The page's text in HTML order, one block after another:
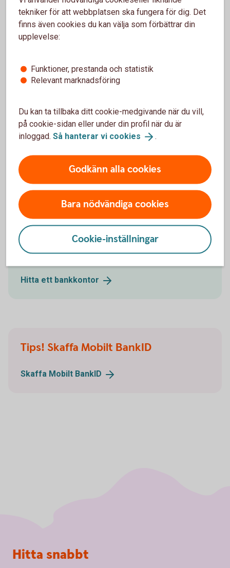
Hjälp att flytta tjänstepension
Vill du samla din pension hos oss och få en bättre
överblick? Vi kan inte flytta din tjänstepension åt dig,
men hjälper gärna till med det. Välkommen att
kontakta oss på telefon eller besöka ett bankkontor.
Ring 0771-22 11 22 så hjälper vi dig flytta
tjänstepensionen
Hitta ett bankkontor
Få hjälp med
flytt av pension
Tips! Skaffa Mobilt BankID
Skaffa Mobilt BankID
tekniker för att webbplatsen ska fungera för dig. Det
finns även cookies du kan välja som förbättrar din
upplevelse:
Funktioner, prestanda och statistik
Relevant marknadsföring
Du kan ta tillbaka ditt cookie-medgivande när du vill,
på cookie-sidan eller under din profil när du är
inloggad. Så hanterar vi cookies .
Godkänn alla cookies
Bara nödvändiga cookies
Cookie-inställningar
Sidfot
Hitta snabbt